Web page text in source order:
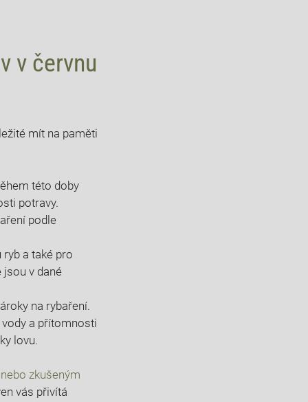
v červnu
⁤mít na paměti
této ‍doby
potravy.
podle
a⁤ také⁣ pro
jsou v dané
na rybaření.
a přítomnosti
lovu.
zkušeným‌
vás přivítá​